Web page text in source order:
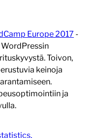
Europe 2017 -
Toivon,
keinoja
ja